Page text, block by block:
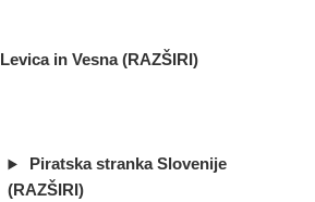
Levica in Vesna (RAZŠIRI)
Piratska stranka Slovenije
(RAZŠIRI)